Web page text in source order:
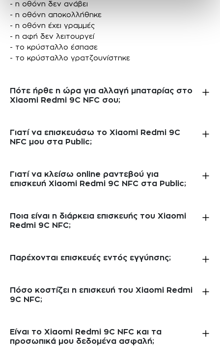
- η οθόνη δεν ανάβει
- η οθόνη αποκολλήθηκε
- η οθόνη έχει γραμμές
- η αφή δεν λειτουργεί
- το κρύσταλλο έσπασε
- το κρύσταλλο γρατζουνίστηκε
Πότε ήρθε η ώρα για αλλαγή μπαταρίας στο
Xiaomi Redmi 9C NFC σου;
Γιατί να επισκευάσω το Xiaomi Redmi 9C
NFC μου στα Public;
Γιατί να κλείσω online ραντεβού για
επισκευή Xiaomi Redmi 9C NFC στα Public;
Ποια είναι η διάρκεια επισκευής του Xiaomi
Redmi 9C NFC;
Παρέχονται επισκευές εντός εγγύησης;
Πόσο κοστίζει η επισκευή του Xiaomi Redmi
9C NFC;
Είναι το Xiaomi Redmi 9C NFC και τα
προσωπικά μου δεδομένα ασφαλή;